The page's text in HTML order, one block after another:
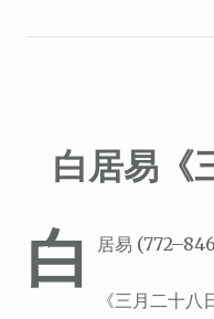
白居易《
白 居易
《三月二十八